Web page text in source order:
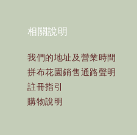
相關說明
我們的地址及營業時間
拼布花園銷售通路聲明
註冊指引
購物說明